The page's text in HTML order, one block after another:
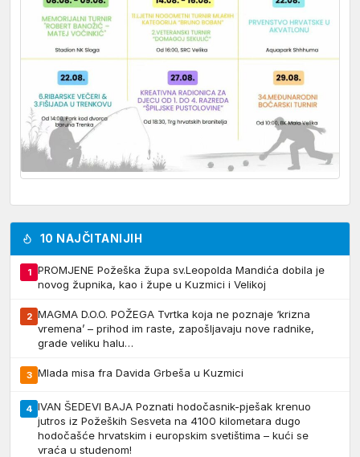
10 NAJČITANIJIH
1
PROMJENE Požeška župa sv.Leopolda Mandića dobila je
novog župnika, kao i župe u Kuzmici i Velikoj
2 MAGMA D.O.O. POŽEGA Tvrtka koja ne poznaje ‘krizna
vremena’ – prihod im raste, zapošljavaju nove radnike,
grade veliku halu…
3 Mlada misa fra Davida Grbeša u Kuzmici
4 IVAN ŠEDEVI BAJA Poznati hodočasnik-pješak krenuo
jutros iz Požeških Sesveta na 4100 kilometara dugo
hodočašće hrvatskim i europskim svetištima – kući se
vraća u studenom!